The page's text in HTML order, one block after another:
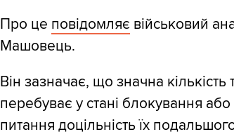
Про це повідомляє військовий
Машовець.
Він зазначає, що значна
перебуває у стані блокування
питання доцільність їх